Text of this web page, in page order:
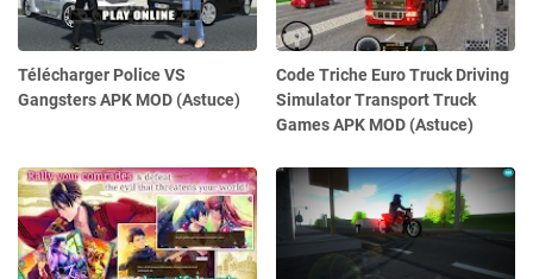
Télécharger Police VS
Gangsters APK MOD (Astuce)
Code Triche Euro Truck Driving
Simulator Transport Truck
Games APK MOD (Astuce)